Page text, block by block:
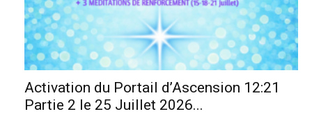
Activation du Portail d’Ascension 12:21
Partie 2 le 25 Juillet 2026...